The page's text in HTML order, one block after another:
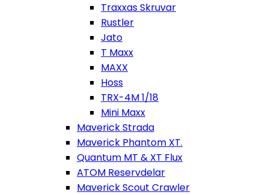
Traxxas Skruvar
Rustler
Jato
T Maxx
MAXX
Hoss
TRX-4M 1/18
Mini Maxx
Maverick Strada
Maverick Phantom XT.
Quantum MT & XT Flux
ATOM Reservdelar
Maverick Scout Crawler